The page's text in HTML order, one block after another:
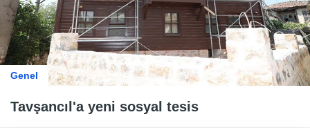
Genel
Tavşancıl'a yeni sosyal tesis